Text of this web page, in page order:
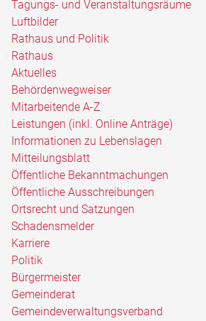
Tagungs- und Veranstaltungsräume
Luftbilder
Rathaus und Politik
Rathaus
Aktuelles
Behördenwegweiser
Mitarbeitende A-Z
Leistungen (inkl. Online Anträge)
Informationen zu Lebenslagen
Mitteilungsblatt
Öffentliche Bekanntmachungen
Öffentliche Ausschreibungen
Ortsrecht und Satzungen
Schadensmelder
Karriere
Politik
Bürgermeister
Gemeinderat
Gemeindeverwaltungsverband